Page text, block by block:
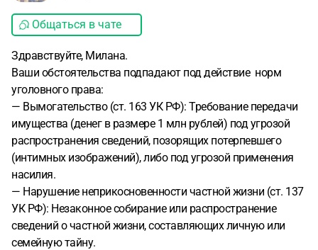
Общаться в чате
Здравствуйте, Милана.
Ваши обстоятельства подпадают под действие норм
уголовного права:
— Вымогательство (ст. 163 УК РФ): Требование передачи
имущества (денег в размере 1 млн рублей) под угрозой
распространения сведений, позорящих потерпевшего
(интимных изображений), либо под угрозой применения
насилия.
— Нарушение неприкосновенности частной жизни (ст. 137
УК РФ): Незаконное собирание или распространение
сведений о частной жизни, составляющих личную или
семейную тайну.